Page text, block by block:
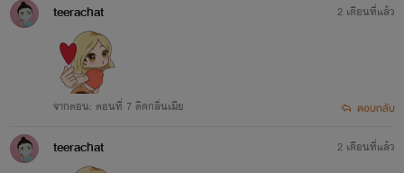
teerachat
จากตอน: ตอนที่ 7 ติดกลิ่นเมีย
2 เดือนที่แล้ว
ตอบกลับ
teerachat 2 เดือนที่แล้ว